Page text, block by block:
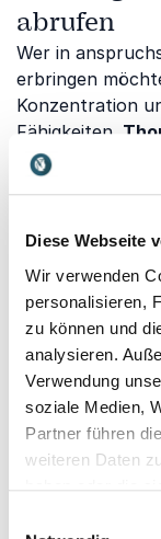
Diese Webseite
Wir verwenden
personalisieren,
zu können und
analysieren.
Verwendung
soziale Medien,
Partner führen
weiteren Daten
abrufen
Wer in
erbringen
Konzentration
Fähigkeiten.
wie sich
Bedingungen
Motivation
Langfristige
Motivation.
erkennen und
Ergebnisse und
Teams